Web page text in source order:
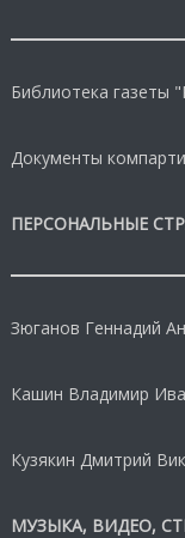
Библиотека газеты
Документы
ПЕРСОНАЛЬНЫЕ
Зюганов Геннадий
Кашин Владимир
Кузякин Дмитрий
МУЗЫКА, ВИДЕО,